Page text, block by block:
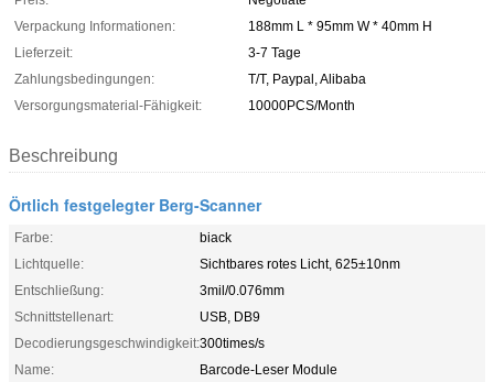
Verpackung Informationen:
188mm L * 95mm W * 40mm H
Lieferzeit:
3-7 Tage
Zahlungsbedingungen:
T/T, Paypal, Alibaba
Versorgungsmaterial-Fähigkeit:
10000PCS/Month
Beschreibung
Örtlich festgelegter Berg-Scanner
Farbe:
biack
Lichtquelle:
Sichtbares rotes Licht, 625±10nm
Entschließung:
3mil/0.076mm
Schnittstellenart:
USB, DB9
Decodierungsgeschwindigkeit:300times/s
Name:
Barcode-Leser Module